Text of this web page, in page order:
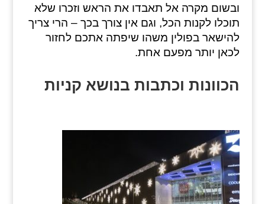
ובשום מקרה אל תאבדו את הראש וזכרו שלא
תוכלו לקנות הכל, וגם אין צורך בכך – הרי צריך
להישאר בפולין משהו שיפתה אתכם לחזור
לכאן יותר מפעם אחת.
הכוונות וכתבות בנושא קניות